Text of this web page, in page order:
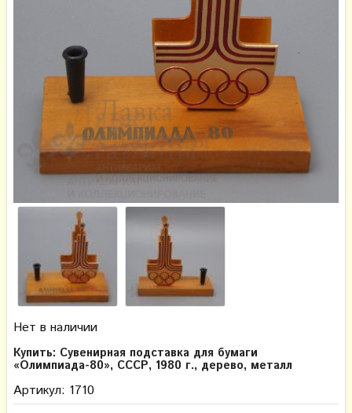
Нет в наличии
Купить: Сувенирная подставка для бумаги
«Олимпиада-80»​, СССР, 1980 г., дерево, металл
Артикул: 1710